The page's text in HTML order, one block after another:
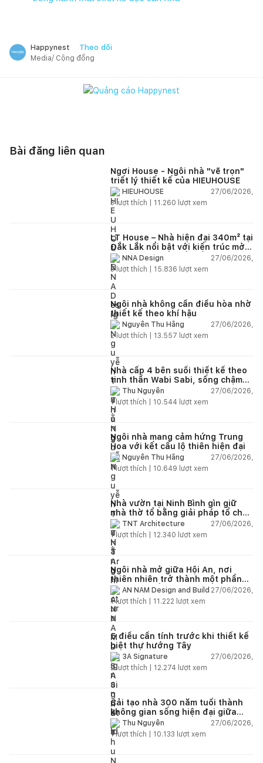
Happynest Theo dõi
Media/ Cộng đồng
Bài đăng liên quan
Ngơi House - Ngôi nhà "vẽ trọn"
triết lý thiết kế của HIEUHOUSE
HIEUHOUSE
27/06/2026,
3lượt thích | 11.260 lượt xem
LT House – Nhà hiện đại 340m² tại
Đắk Lắk nổi bật với kiến trúc mở
và hệ sân vườn kết nối thiên
nhiên
NNA Design
27/06/2026,
3lượt thích | 15.836 lượt xem
Ngôi nhà không cần điều hòa nhờ
thiết kế theo khí hậu
Nguyễn Thu Hằng
27/06/2026,
2lượt thích | 13.557 lượt xem
Nhà cấp 4 bên suối thiết kế theo
tinh thần Wabi Sabi, sống chậm
giữa thiên nhiên
Thu Nguyễn
27/06/2026,
1lượt thích | 10.544 lượt xem
Ngôi nhà mang cảm hứng Trung
Hoa với kết cấu lộ thiên hiện đại
Nguyễn Thu Hằng
27/06/2026,
1lượt thích | 10.649 lượt xem
Nhà vườn tại Ninh Bình gìn giữ
nhà thờ tổ bằng giải pháp tổ chức
lại không gian
TNT Architecture
27/06/2026,
1lượt thích | 12.340 lượt xem
Ngôi nhà mở giữa Hội An, nơi
thiên nhiên trở thành một phần
của cuộc sống
AN NAM Design and Build 27/06/2026,
1lượt thích | 11.222 lượt xem
5 điều cần tính trước khi thiết kế
biệt thự hướng Tây
3A Signature
27/06/2026,
2lượt thích | 12.274 lượt xem
Cải tạo nhà 300 năm tuổi thành
không gian sống hiện đại giữa
thiên nhiên
Thu Nguyễn
27/06/2026,
1lượt thích | 10.133 lượt xem